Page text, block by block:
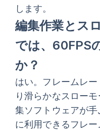
します。
編集作業とス
では、60FPS
か？
はい。フレームレ
り滑らかなスロー
集ソフトウェアが
に利用できるフレー